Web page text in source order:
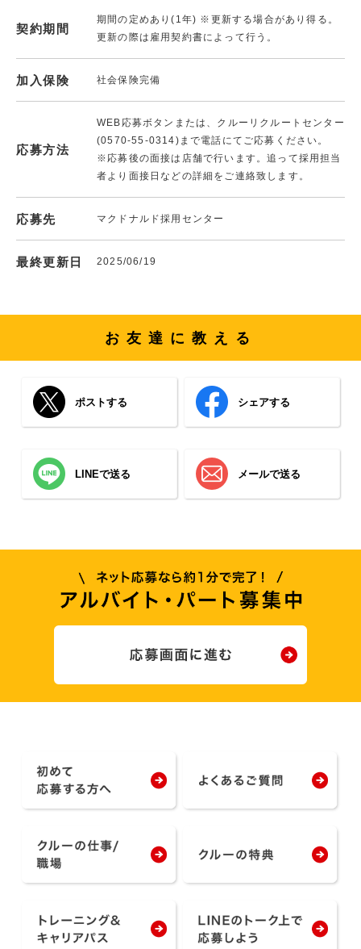
契約期間
期間の定めあり(1年) ※更新する場合があり得る。
更新の際は雇用契約書によって行う。
加入保険 社会保険完備
応募方法
WEB応募ボタンまたは、クルーリクルートセンター
(0570-55-0314)まで電話にてご応募ください。
※応募後の面接は店舗で行います。追って採用担当
者より面接日などの詳細をご連絡致します。
応募先 マクドナルド採用センター
最終更新日 2025/06/19
お友達に教える
ポストする シェアする
LINEで送る メールで送る